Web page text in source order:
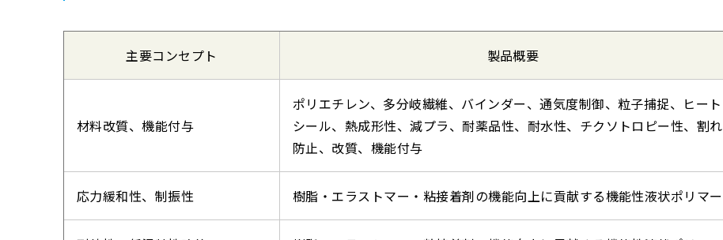
主要コンセプト 製品概要
材料改質、機能付与
ポリエチレン、多分岐繊維、バインダー、通気度制御、粒子捕捉、ヒート
シール、熱成形性、減プラ、耐薬品性、耐水性、チクソトロピー性、割れ
防止、改質、機能付与
応力緩和性、制振性 樹脂・エラストマー・粘接着剤の機能向上に貢献する機能性液状ポリマー